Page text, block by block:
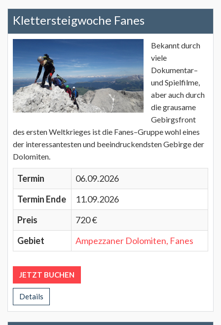
Klettersteigwoche Fanes
Bekannt durch
viele
Dokumentar–
und Spielfilme,
aber auch durch
die grausame
Gebirgsfront
des ersten Weltkrieges ist die Fanes–Gruppe wohl eines
der interessantesten und beeindruckendsten Gebirge der
Dolomiten.
Termin
06.09.2026
Termin Ende
11.09.2026
Preis
720 €
Gebiet
Ampezzaner Dolomiten, Fanes
JETZT BUCHEN
Details